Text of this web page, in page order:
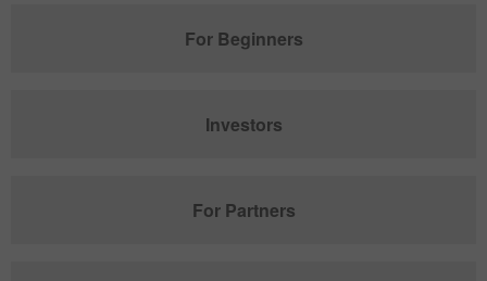
For Beginners
Investors
For Partners